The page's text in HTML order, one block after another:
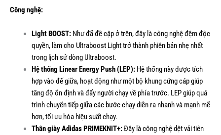
Công nghệ:
Light BOOST:Như đã đề cập ở trên, đây là công nghệ đệm độc
quyền, làm cho Ultraboost Light trở thành phiên bản nhẹ nhất
trong lịch sử dòng Ultraboost.
Hệ thống Linear Energy Push (LEP):Hệ thống này được tích
hợp vào đế giữa, hoạt động như một bộ khung cứng cáp giúp
tăng độ ổn định và đẩy người chạy về phía trước. LEP giúp quá
trình chuyển tiếp giữa các bước chạy diễn ra nhanh và mạnh mẽ
hơn, tối ưu hóa hiệu suất chạy.
Thân giày Adidas PRIMEKNIT+:Đây là công nghệ dệt vải tiên